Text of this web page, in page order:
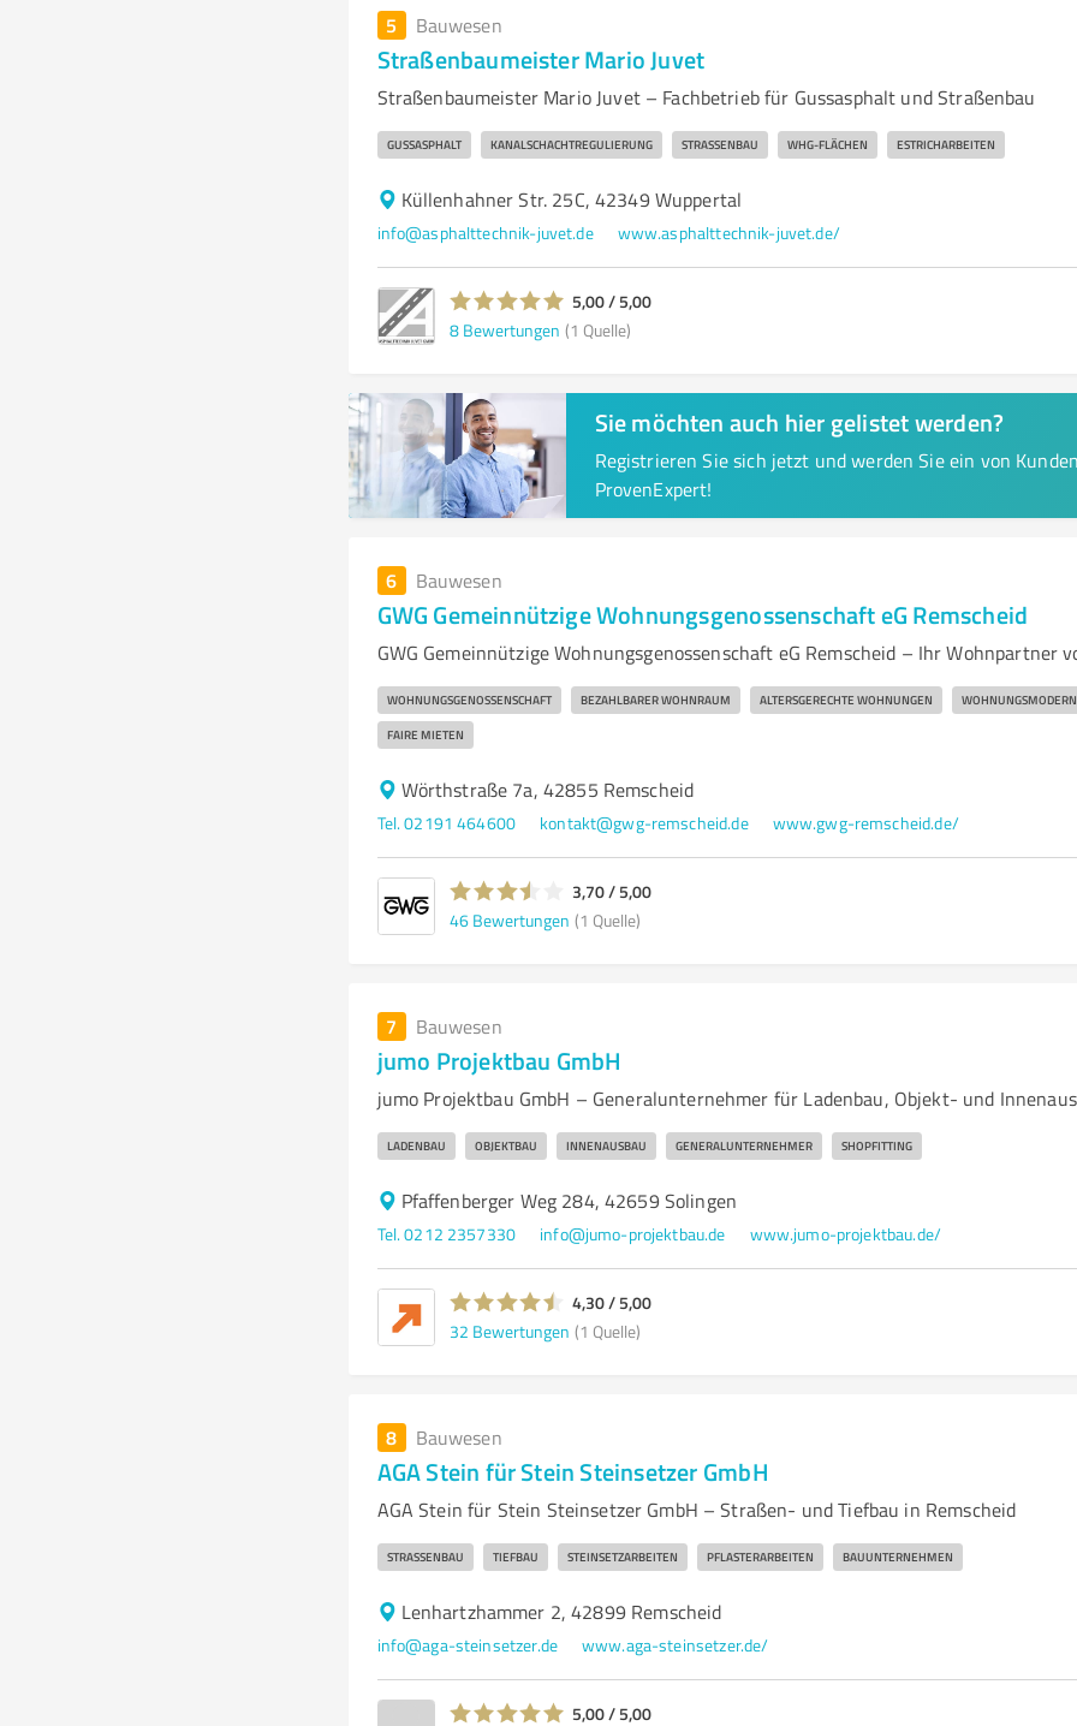
5 Bauwesen
Straßenbaumeister Mario Juvet
Straßenbaumeister Mario Juvet – Fachbetrieb für Gussasphalt und Straßenbau
GUSSASPHALT KANALSCHACHTREGULIERUNG STRASSENBAU WHG-FLÄCHEN ESTRICHARBEITEN
Küllenhahner Str. 25C, 42349 Wuppertal
info@asphalttechnik-juvet.de www.asphalttechnik-juvet.de/
5,00 / 5,00
8 Bewertungen (1 Quelle)
Sie möchten auch hier gelistet werden?
Registrieren Sie sich jetzt und werden Sie ein von
ProvenExpert!
6 Bauwesen
GWG Gemeinnützige Wohnungsgenossenschaft eG Remscheid
GWG Gemeinnützige Wohnungsgenossenschaft eG Remscheid – Ihr Wohnpartner
WOHNUNGSGENOSSENSCHAFT BEZAHLBARER WOHNRAUM ALTERSGERECHTE WOHNUNGEN
FAIRE MIETEN
Wörthstraße 7a, 42855 Remscheid
Tel. 02191 464600 kontakt@gwg-remscheid.de www.gwg-remscheid.de/
3,70 / 5,00
46 Bewertungen (1 Quelle)
7 Bauwesen
jumo Projektbau GmbH
jumo Projektbau GmbH – Generalunternehmer für Ladenbau, Objekt- und
LADENBAU OBJEKTBAU INNENAUSBAU GENERALUNTERNEHMER SHOPFITTING
Pfaffenberger Weg 284, 42659 Solingen
Tel. 0212 2357330 info@jumo-projektbau.de www.jumo-projektbau.de/
4,30 / 5,00
32 Bewertungen (1 Quelle)
8 Bauwesen
AGA Stein für Stein Steinsetzer GmbH
AGA Stein für Stein Steinsetzer GmbH – Straßen- und Tiefbau in Remscheid
STRASSENBAU TIEFBAU STEINSETZARBEITEN PFLASTERARBEITEN BAUUNTERNEHMEN
Lenhartzhammer 2, 42899 Remscheid
info@aga-steinsetzer.de www.aga-steinsetzer.de/
5,00 / 5,00